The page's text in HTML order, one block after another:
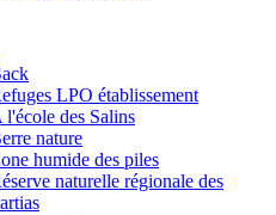
LPO établissement
l'école des Salins
nature
humide des piles
naturelle régionale des